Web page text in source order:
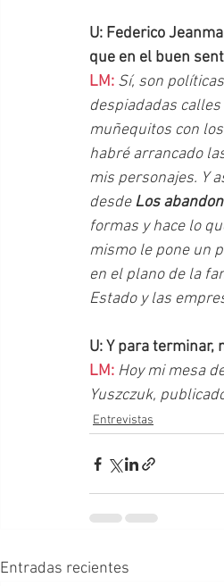
U: Federico
que en el buen
LM: Sí, son
despiadadas
muñequitos con
habré arrancado
mis personajes. Y
desde Los
formas y hace lo
mismo le pone un
en el plano de la
Estado y las
U: Y para terminar,
LM: Hoy mi mesa
Yuszczuk,
Entrevistas
Entradas recientes